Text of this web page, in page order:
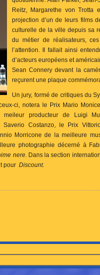
Reitz, Margarethe von
projection d’un de leurs films
culturelle de la ville depuis sa
du métier de réalisateurs,
l’attention. Il fallait ainsi
d’acteurs européens et
Sean Connery devant la
reçurent une plaque
Un jury, formé de critiques du
ci, notera le Prix Mario
producteur de Luigi
Saverio Costanzo, le Prix
Morricone de la meilleure
photographie décerné à
nere. Dans la section
pour Discount.